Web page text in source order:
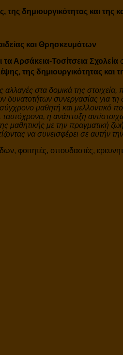
της δημιουργικότητας και της
και Θρησκευμάτων
τα Αρσάκεια-Τοσίτσεια Σχολεία
της δημιουργικότητας και
στα δομικά της στοιχεία,
δυνατοτήτων συνεργασίας για τη
μαθητή και μελλοντικό
η ανάπτυξη
με την πραγματική
να συνεισφέρει σε αυτήν την
φοιτητές, σπουδαστές,